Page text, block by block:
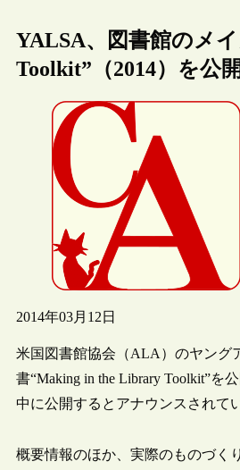
YALSA、図書館のメ
Toolkit”（2014）を公開
2014年03月12日
米国図書館協会（ALA）のヤング
書“Making in the Library Toolkit”を
中に公開するとアナウンスされて
概要情報のほか、実際のものづく